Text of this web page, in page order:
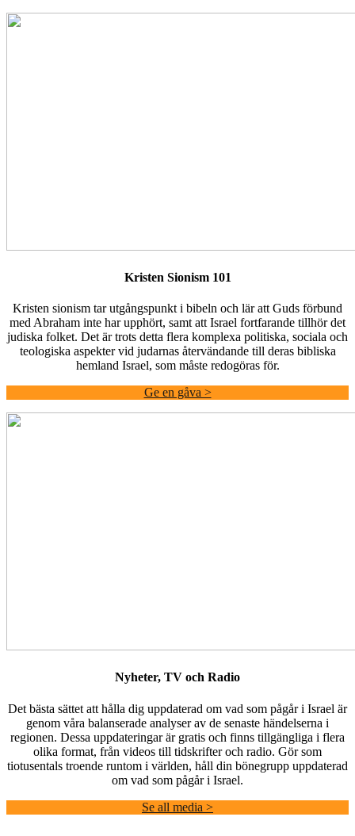
Kristen Sionism 101
Kristen sionism tar utgångspunkt i bibeln och lär att Guds förbund
med Abraham inte har upphört, samt att Israel fortfarande tillhör det
judiska folket. Det är trots detta flera komplexa politiska, sociala och
teologiska aspekter vid judarnas återvändande till deras bibliska
hemland Israel, som måste redogöras för.
Ge en gåva >
Nyheter, TV och Radio
Det bästa sättet att hålla dig uppdaterad om vad som pågår i Israel är
genom våra balanserade analyser av de senaste händelserna i
regionen. Dessa uppdateringar är gratis och finns tillgängliga i flera
olika format, från videos till tidskrifter och radio. Gör som
tiotusentals troende runtom i världen, håll din bönegrupp uppdaterad
om vad som pågår i Israel.
Se all media >